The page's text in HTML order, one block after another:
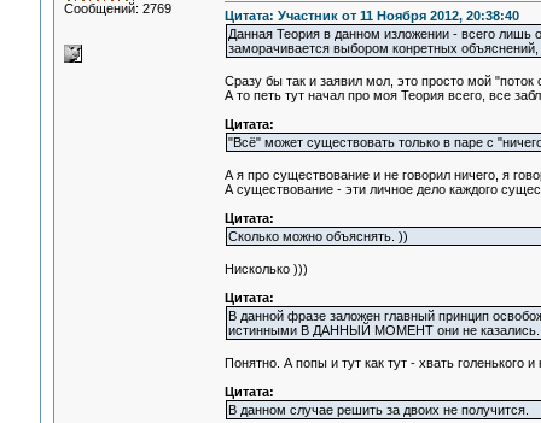
Сообщений: 2769
Цитата: Участник от 11 Ноября 2012, 20:38:40
Данная Теория в данном изложении - всего лишь
заморачивается выбором конретных
Сразу бы так и заявил мол, это просто мой "поток
А то петь тут начал про моя Теория всего, все
Цитата:
"Всё" может существовать только в паре с
А я про существование и не говорил ничего, я
А существование - эти личное дело каждого
Цитата:
Сколько можно объяснять. ))
Нисколько )))
Цитата:
В данной фразе заложен главный принцип
истинными В ДАННЫЙ МОМЕНТ они не казались.
Понятно. А попы и тут как тут - хвать голенького
Цитата:
В данном случае решить за двоих не получится.